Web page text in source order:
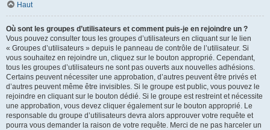
Haut
Où sont les groupes d’utilisateurs et comment puis-je en rejoindre un ?
Vous pouvez consulter tous les groupes d’utilisateurs en cliquant sur le lien
« Groupes d’utilisateurs » depuis le panneau de contrôle de l’utilisateur. Si
vous souhaitez en rejoindre un, cliquez sur le bouton approprié. Cependant,
tous les groupes d’utilisateurs ne sont pas ouverts aux nouvelles adhésions.
Certains peuvent nécessiter une approbation, d’autres peuvent être privés et
d’autres peuvent même être invisibles. Si le groupe est public, vous pouvez le
rejoindre en cliquant sur le bouton dédié. Si le groupe est restreint et nécessite
une approbation, vous devez cliquer également sur le bouton approprié. Le
responsable du groupe d’utilisateurs devra alors approuver votre requête et
pourra vous demander la raison de votre requête. Merci de ne pas harceler un